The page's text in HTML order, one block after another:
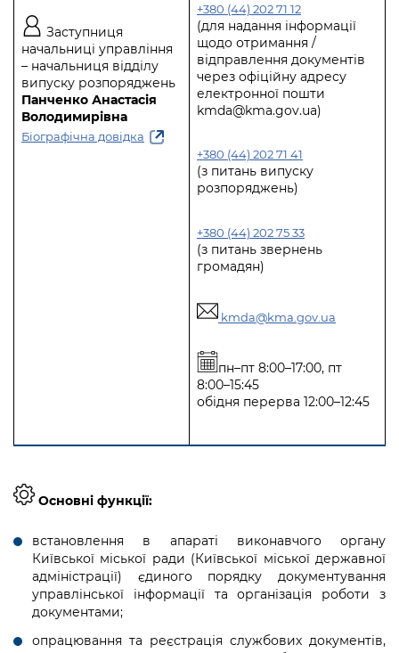
Заступниця
начальниці управління
– начальниця відділу
випуску розпоряджень
Панченко Анастасія
Володимирівна
Біографічна довідка
+380 (44) 202 71 12
(для надання інформації
щодо отримання /
відправлення документів
через офіційну адресу
електронної пошти
kmda@kma.gov.ua)
+380 (44) 202 71 41
(з питань випуску
розпоряджень)
+380 (44) 202 75 33
(з питань звернень
громадян)
kmda@kma.gov.ua
пн–пт 8:00–17:00, пт
8:00–15:45
обідня перерва 12:00–12:45
Основнi функцiї:
встановлення в апараті виконавчого органу
Київської міської ради (Київської міської державної
адміністрації) єдиного порядку документування
управлінської інформації та організація роботи з
документами;
опрацювання та реєстрація службових документів,